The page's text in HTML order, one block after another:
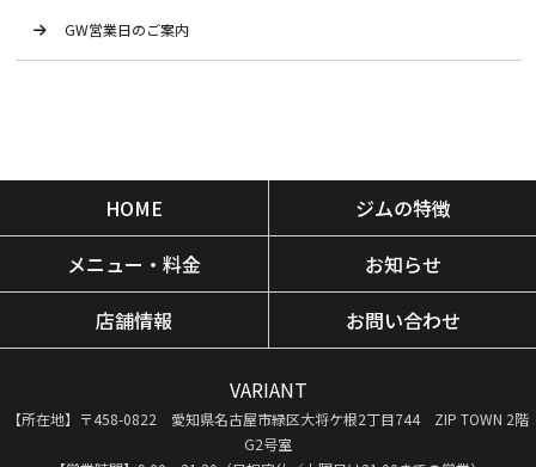
GW営業日のご案内
HOME
ジムの特徴
メニュー・料金
お知らせ
店舗情報
お問い合わせ
VARIANT
【所在地】〒458-0822 愛知県名古屋市緑区大将ケ根2丁目744 ZIP TOWN 2階
G2号室